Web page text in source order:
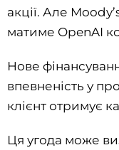
акції. Але
матиме OpenAI
Нове
впевненість у
клієнт отримує
Ця угода може